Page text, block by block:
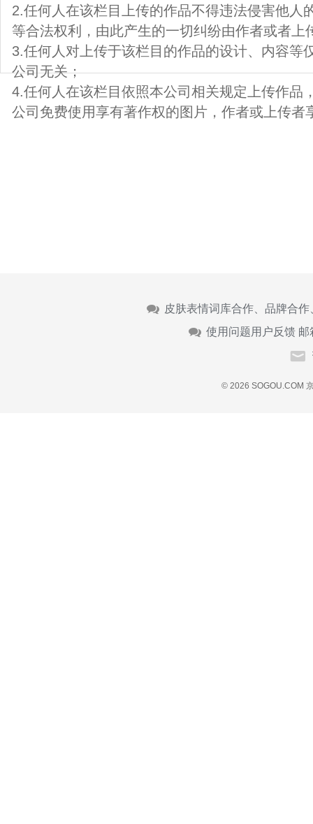
2.任何人在该栏目上传的作品不得违法侵害他人
等合法权利，由此产生的一切纠纷由作者或者上
3.任何人对上传于该栏目的作品的设计、内容等
公司无关；
4.任何人在该栏目依照本公司相关规定上传作品
公司免费使用享有著作权的图片，作者或上传者
皮肤表情词库合作、品牌合
使用问题用户反馈 邮
© 2026 SOGOU.COM